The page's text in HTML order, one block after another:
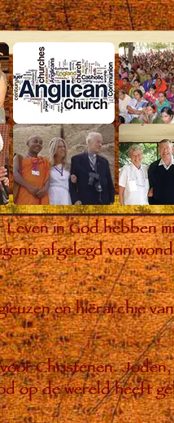
in God hebben
afgelegd van
en hiërarchie
Christenen.
op de wereld heeft